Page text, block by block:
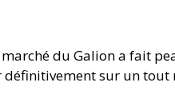
du Galion a fait
définitivement sur un